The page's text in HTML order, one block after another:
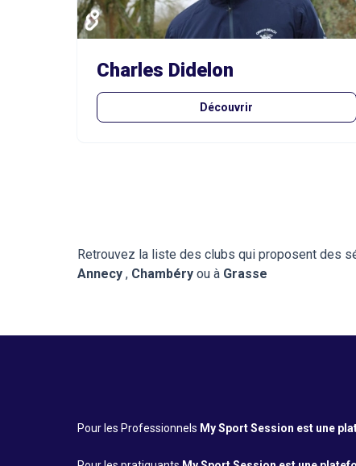
Charles Didelon
Découvrir
Retrouvez la liste des clubs qui proposent des
Annecy , Chambéry ou à Grasse
Pour les Professionnels My Sport Session est une